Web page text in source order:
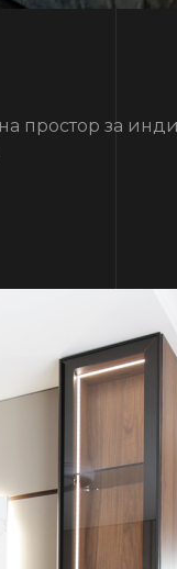
простор за